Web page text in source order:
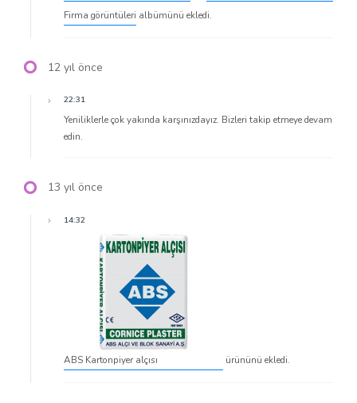
Firma görüntüleri albümünü ekledi.
12 yıl önce
22:31
Yeniliklerle çok yakında karşınızdayız. Bizleri takip etmeye devam
edin.
13 yıl önce
14:32
ABS Kartonpiyer alçısı ürününü ekledi.